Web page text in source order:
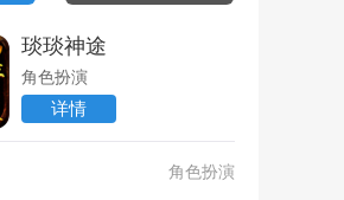
琰琰神途
角色扮演
详情
角色扮演